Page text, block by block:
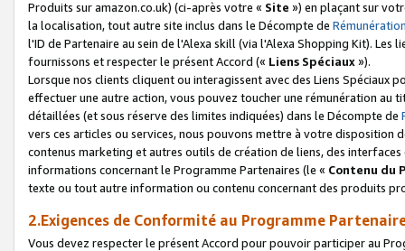
Produits sur amazon.co.uk) (ci-après votre « Site ») en plaçant sur
la localisation, tout autre site inclus dans le Décompte de
l'ID de Partenaire au sein de l'Alexa skill (via l'Alexa Shopping Kit).
fournissons et respecter le présent Accord (« Liens Spéciaux»).
Lorsque nos clients cliquent ou interagissent avec des Liens Spéciaux
effectuer une autre action, vous pouvez toucher une rémunération
détaillées (et sous réserve des limites indiquées) dans le Décompte de
vers ces articles ou services, nous pouvons mettre à votre disposition
contenus marketing et autres outils de création de liens, des
informations concernant le Programme Partenaires (le « Contenu du
texte ou tout autre information ou contenu concernant des produits
2.Exigences de Conformité au Programme
Vous devez respecter le présent Accord pour pouvoir participer au